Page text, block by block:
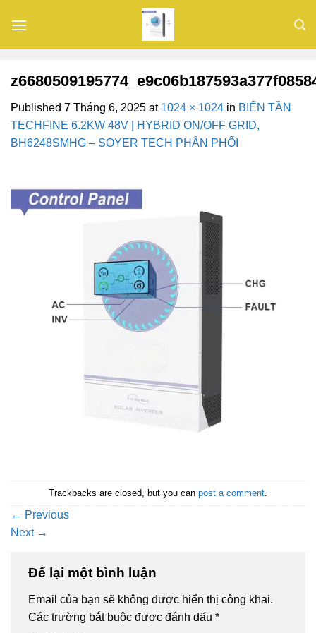
Published 7 Tháng 6, 2025 at 1024 × 1024 in BIẾN TẦN
TECHFINE 6.2KW 48V | HYBRID ON/OFF GRID,
BH6248SMHG – SOYER TECH PHÂN PHỐI
Trackbacks are closed, but you can post a comment
← Previous
Next →
Để lại một bình luận
Email của bạn sẽ không được hiển thị công khai.
Các trường bắt buộc được đánh dấu *